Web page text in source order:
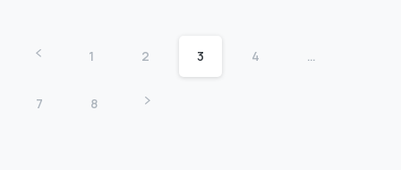
1 2 3 4 …
7 8